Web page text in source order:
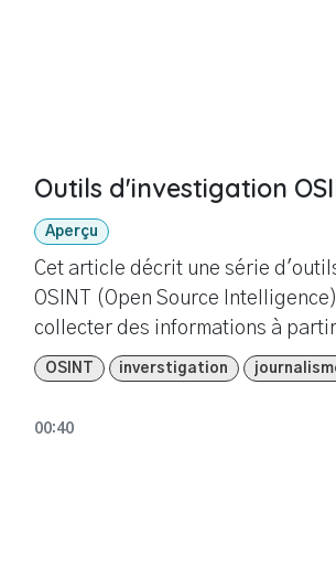
Outils d'investigation
Aperçu
Cet article décrit une série
OSINT (Open Source
collecter des informations à
ouvertes. Ces outils couvrent
domaines, de la recherche
à l'identification de profils de
OSINT inverstigation
00:40